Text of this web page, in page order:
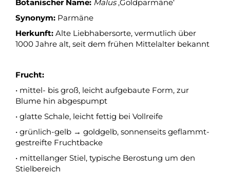
Botanischer Name: Malus‚Goldparmäne‘
Synonym: Parmäne
Herkunft: Alte Liebhabersorte, vermutlich über
1000 Jahre alt, seit dem frühen Mittelalter bekannt
Frucht:
• mittel- bis groß, leicht aufgebaute Form, zur
Blume hin abgespumpt
• glatte Schale, leicht fettig bei Vollreife
• grünlich-gelb → goldgelb, sonnenseits geflammt-
gestreifte Fruchtbacke
• mittellanger Stiel, typische Berostung um den
Stielbereich